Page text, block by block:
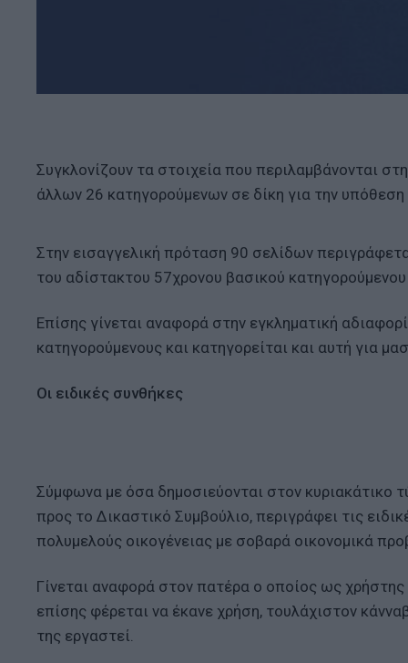
Συγκλονίζουν τα στοιχεία που περιλαμβάνονται
άλλων 26 κατηγορούμενων σε δίκη για την
Στην εισαγγελική πρόταση 90 σελίδων
του αδίστακτου 57χρονου βασικού
Επίσης γίνεται αναφορά στην εγκληματική
κατηγορούμενους και κατηγορείται και αυτή για
Οι ειδικές συνθήκες
Σύμφωνα με όσα δημοσιεύονται στον κυριακάτικο
προς το Δικαστικό Συμβούλιο, περιγράφει τις
πολυμελούς οικογένειας με σοβαρά οικονομικά
Γίνεται αναφορά στον πατέρα ο οποίος ως
επίσης φέρεται να έκανε χρήση, τουλάχιστον
της εργαστεί.